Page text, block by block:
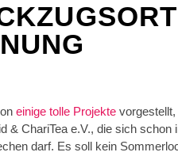
einige tolle Projekte vorgestellt,
& ChariTea e.V., die sich schon
darf. Es soll kein